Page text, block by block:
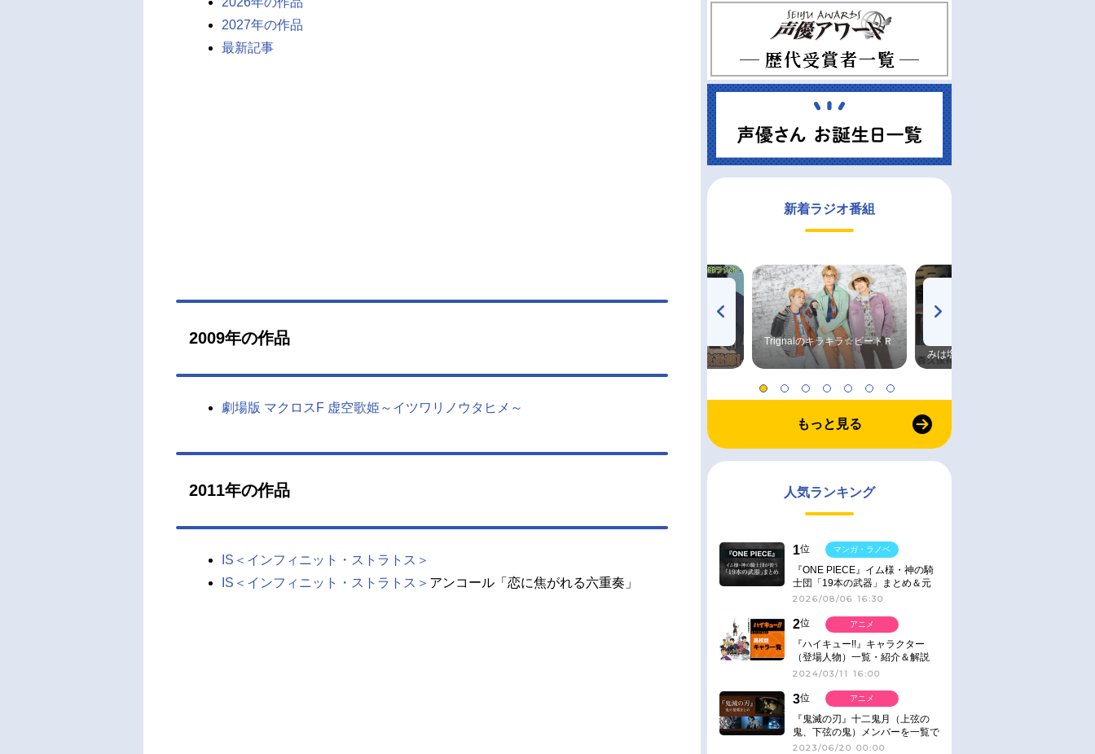
2027年の作品
最新記事
2009年の作品
劇場版 マクロスF 虚空歌姫～イツワリノウタヒメ～
2011年の作品
IS＜インフィニット・ストラトス＞
IS＜インフィニット・ストラトス＞ アンコール「恋に焦がれる六重奏」
新着ラジオ番組
Trignalのキラキラ☆ビートＲ
みは塩だけ
もっと見る
人気ランキング
1位
『ONE PIECE』イム様・神の騎
士団「19本の武器」まとめ＆元
ネタ
2026/08/06 16:30
マンガ・ラノベ
2位
『ハイキュー!!』キャラクター
（登場人物）一覧・紹介＆解説
2024/03/11 16:00
アニメ
3位
『鬼滅の刃』十二鬼月（上弦の
鬼、下弦の鬼）メンバーを一覧で
紹介＆解説（登場鬼の情報まと
2023/06/20 00:00
アニメ